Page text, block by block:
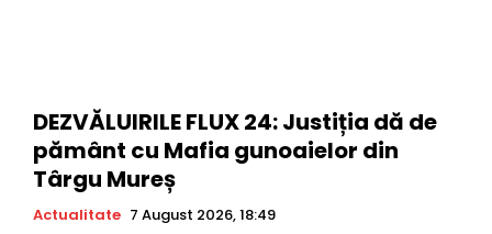
DEZVĂLUIRILE FLUX 24: Justiția dă de
pământ cu Mafia gunoaielor din
Târgu Mureș
Actualitate 7 August 2026, 18:49